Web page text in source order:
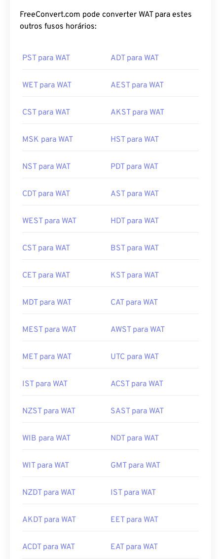
FreeConvert.com pode converter WAT para estes
outros fusos horários:
PST para WAT ADT para WAT
WET para WAT AEST para WAT
CST para WAT AKST para WAT
MSK para WAT HST para WAT
NST para WAT PDT para WAT
CDT para WAT AST para WAT
WEST para WAT HDT para WAT
CST para WAT BST para WAT
CET para WAT KST para WAT
MDT para WAT CAT para WAT
MEST para WAT AWST para WAT
MET para WAT UTC para WAT
IST para WAT ACST para WAT
NZST para WAT SAST para WAT
WIB para WAT NDT para WAT
WIT para WAT GMT para WAT
NZDT para WAT IST para WAT
AKDT para WAT EET para WAT
ACDT para WAT EAT para WAT